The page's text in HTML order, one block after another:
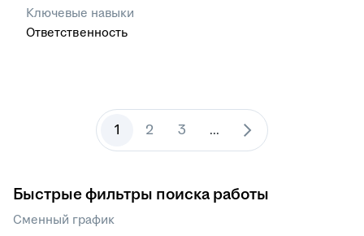
Ключевые навыки
Ответственность
1 2 3 ...
Быстрые фильтры поиска работы
Сменный график